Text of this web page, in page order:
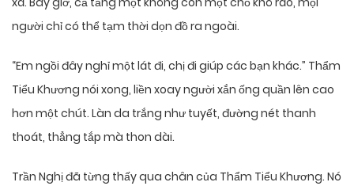
người chỉ có thể tạm thời dọn đồ ra ngoài.
“Em ngồi đây nghỉ một lát đi, chị đi giúp các bạn khác.” Thẩm
Tiểu Khương nói xong, liền xoay người xắn ống quần lên cao
hơn một chút. Làn da trắng như tuyết, đường nét thanh
thoát, thẳng tắp mà thon dài.
Trần Nghị đã từng thấy qua chân của Thẩm Tiểu Khương. Nó